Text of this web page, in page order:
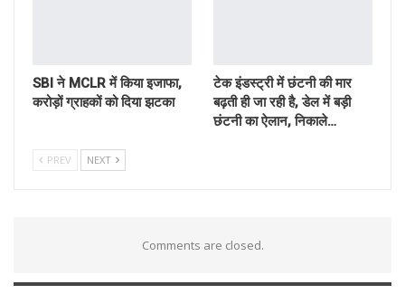
SBI ने MCLR में किया इजाफा,
करोड़ों ग्राहकों को दिया झटका
टेक इंडस्ट्री में छंटनी की मार
बढ़ती ही जा रही है, डेल में बड़ी
छंटनी का ऐलान, निकाले…
PREV NEXT
Comments are closed.